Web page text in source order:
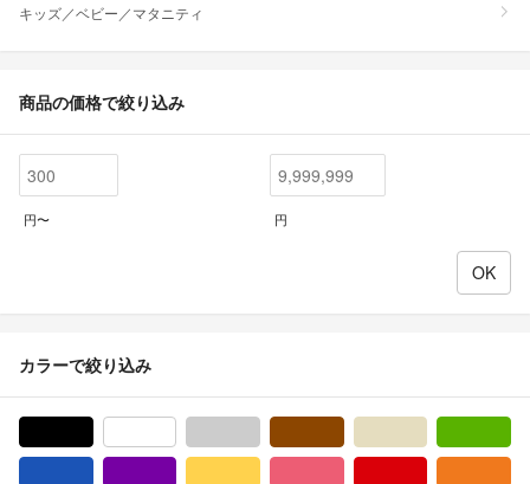
キッズ／ベビー／マタニティ
商品の価格で絞り込み
円〜 円
カラーで絞り込み